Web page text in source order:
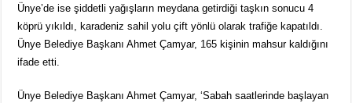
Ünye’de ise şiddetli yağışların meydana getirdiği taşkın sonucu 4
köprü yıkıldı, karadeniz sahil yolu çift yönlü olarak trafiğe kapatıldı.
Ünye Belediye Başkanı Ahmet Çamyar, 165 kişinin mahsur kaldığını
ifade etti.
Ünye Belediye Başkanı Ahmet Çamyar, ‘Sabah saatlerinde başlayan